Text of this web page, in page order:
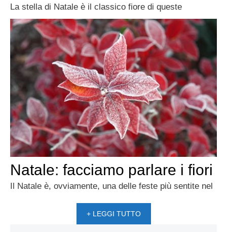
La stella di Natale è il classico fiore di queste
Natale: facciamo parlare i fiori
Il Natale è, ovviamente, una delle feste più sentite nel
+ LEGGI TUTTO